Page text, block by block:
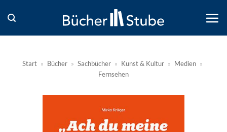
Inhalt
springen
Start » Bücher » Sachbücher » Kunst & Kultur » Medien »
Fernsehen